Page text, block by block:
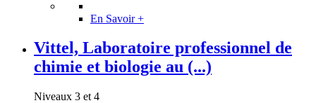
En Savoir +
Vittel, Laboratoire professionnel de
chimie et biologie au (...)
Niveaux 3 et 4